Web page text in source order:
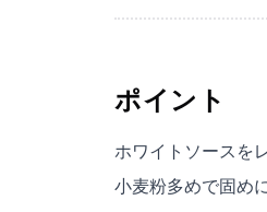
ポイント
ホワイトソースを
小麦粉多めで固め